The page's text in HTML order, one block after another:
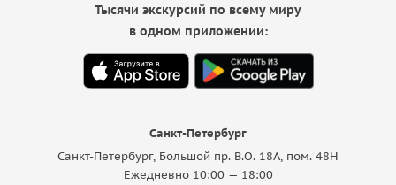
Санкт-Петербург
Санкт-Петербург, Большой пр. В.О. 18A, пом. 48Н
Ежедневно 10:00 — 18:00
Тысячи экскурсий по всему миру
в одном приложении: